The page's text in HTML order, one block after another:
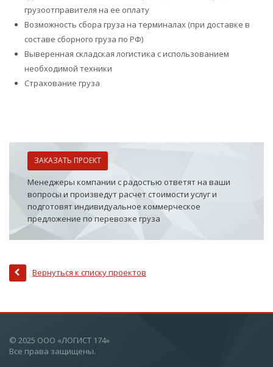
грузоотправителя на ее оплату
Возможность сбора груза на терминалах (при доставке в
составе сборного груза по РФ)
Выверенная складская логистика с использованием
необходимой техники
Страхование груза
ЗАКАЗАТЬ ПРОЕКТ
Менеджеры компании с радостью ответят на ваши
вопросы и произведут расчет стоимости услуг и
подготовят индивидуальное коммерческое
предложение по перевозке груза
Вернуться к списку проектов
© 2025 ООО «ЛОГИСТ 174»
Все права защищены.